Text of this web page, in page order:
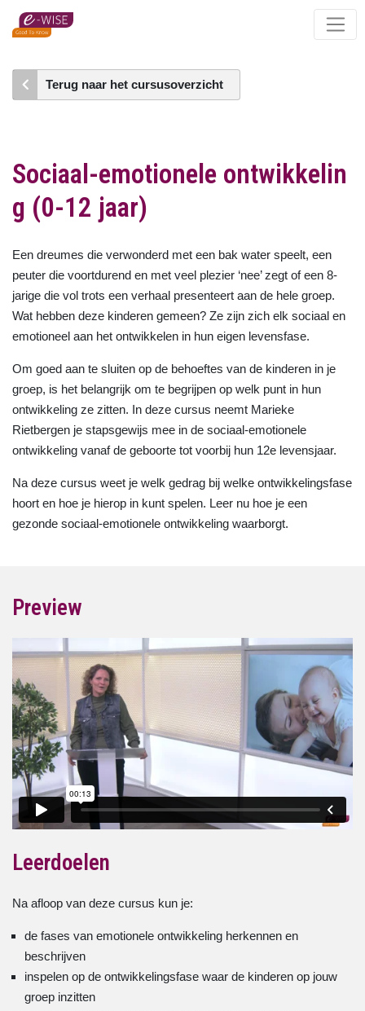
Skip
content
Terug naar het cursusoverzicht
Sociaal-emotionele ontwikkelin
g (0-12 jaar)
Een dreumes die verwonderd met een bak water speelt, een
peuter die voortdurend en met veel plezier ‘nee’ zegt of een 8-
jarige die vol trots een verhaal presenteert aan de hele groep.
Wat hebben deze kinderen gemeen? Ze zijn zich elk sociaal en
emotioneel aan het ontwikkelen in hun eigen levensfase.
Om goed aan te sluiten op de behoeftes van de kinderen in je
groep, is het belangrijk om te begrijpen op welk punt in hun
ontwikkeling ze zitten. In deze cursus neemt Marieke
Rietbergen je stapsgewijs mee in de sociaal-emotionele
ontwikkeling vanaf de geboorte tot voorbij hun 12e levensjaar.
Na deze cursus weet je welk gedrag bij welke ontwikkelingsfase
hoort en hoe je hierop in kunt spelen. Leer nu hoe je een
gezonde sociaal-emotionele ontwikkeling waarborgt.
Preview
Leerdoelen
Na afloop van deze cursus kun je:
de fases van emotionele ontwikkeling herkennen en
beschrijven
inspelen op de ontwikkelingsfase waar de kinderen op jouw
groep inzitten